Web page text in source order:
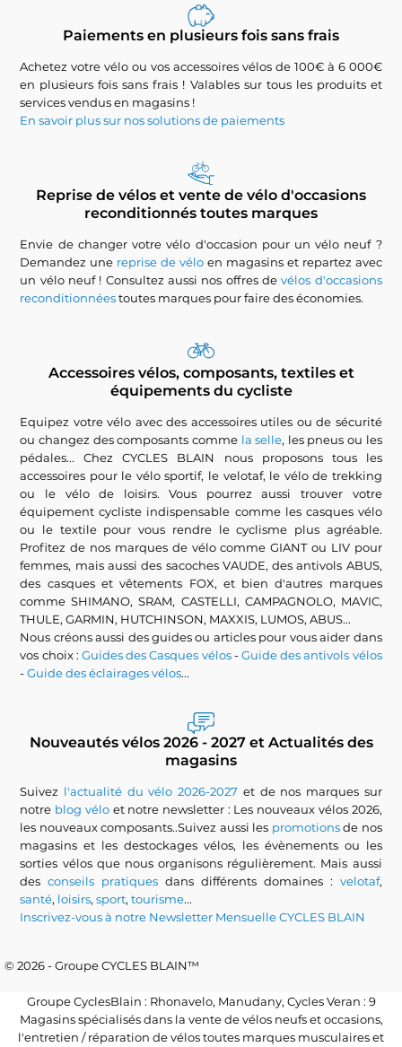
Paiements en plusieurs fois sans frais
Achetez votre vélo ou vos accessoires vélos de 100€ à 6 000€
en plusieurs fois sans frais ! Valables sur tous les produits et
services vendus en magasins !
En savoir plus sur nos solutions de paiements
Reprise de vélos et vente de vélo d'occasions
reconditionnés toutes marques
Envie de changer votre vélo d'occasion pour un vélo neuf ?
Demandez une reprise de vélo en magasins et repartez avec
un vélo neuf ! Consultez aussi nos offres devélos d'occasions
reconditionnéestoutes marques pour faire des économies.
Accessoires vélos, composants, textiles et
équipements du cycliste
Equipez votre vélo avec des accessoires utiles ou de sécurité
ou changez des composants comme la selle, les pneus ou les
pédales... Chez CYCLES BLAIN nous proposons tous les
accessoires pour le vélo sportif, le velotaf, le vélo de trekking
ou le vélo de loisirs. Vous pourrez aussi trouver votre
équipement cycliste indispensable comme les casques vélo
ou le textile pour vous rendre le cyclisme plus agréable.
Profitez de nos marques de vélo comme GIANT ou LIV pour
femmes, mais aussi des sacoches VAUDE, des antivols ABUS,
des casques et vêtements FOX, et bien d'autres marques
comme SHIMANO, SRAM, CASTELLI, CAMPAGNOLO, MAVIC,
THULE, GARMIN, HUTCHINSON, MAXXIS, LUMOS, ABUS...
Nous créons aussi des guides ou articles pour vous aider dans
vos choix :Guides des Casques vélos-Guide des antivols vélos
-Guide des éclairages vélos...
Nouveautés vélos 2026 - 2027 et Actualités des
magasins
Suivez l'actualité du vélo 2026-2027 et de nos marques sur
notre blog véloet notre newsletter : Les nouveaux vélos 2026,
les nouveaux composants..Suivez aussi les promotionsde nos
magasins et les destockages vélos, les évènements ou les
sorties vélos que nous organisons régulièrement. Mais aussi
desconseils pratiques dans différents domaines : velotaf,
santé, loisirs,sport,tourisme...
Inscrivez-vous à notre Newsletter Mensuelle CYCLES BLAIN
© 2026 - Groupe CYCLES BLAIN™
Groupe CyclesBlain : Rhonavelo, Manudany, Cycles Veran : 9
Magasins spécialisés dans la vente de vélos neufs et occasions,
l'entretien / réparation de vélos toutes marques musculaires et